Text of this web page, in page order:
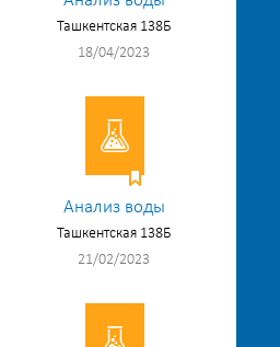
Ташкентская 138Б
18/04/2023
Анализ воды
Ташкентская 138Б
21/02/2023